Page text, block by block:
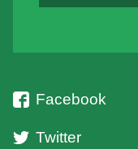
Facebook
Twitter